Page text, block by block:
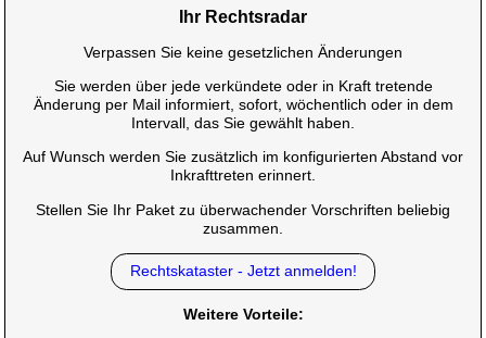
Ihr Rechtsradar
Verpassen Sie keine gesetzlichen Änderungen
Sie werden über jede verkündete oder in Kraft tretende
Änderung per Mail informiert, sofort, wöchentlich oder in dem
Intervall, das Sie gewählt haben.
Auf Wunsch werden Sie zusätzlich im konfigurierten Abstand vor
Inkrafttreten erinnert.
Stellen Sie Ihr Paket zu überwachender Vorschriften beliebig
zusammen.
Rechtskataster - Jetzt anmelden!
Weitere Vorteile: